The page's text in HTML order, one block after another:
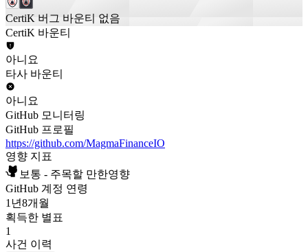
CertiK 버그 바운티 없음
CertiK 바운티
아니요
타사 바운티
아니요
GitHub 모니터링
GitHub 프로필
https://github.com/MagmaFinanceIO
영향 지표
보통 - 주목할 만한영향
GitHub 계정 연령
1년8개월
획득한 별표
1
사건 이력